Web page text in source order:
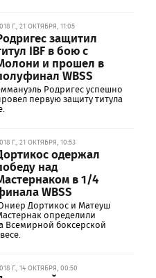
Г., 21 ОКТЯБРЯ, 11:05
защитил
IBF в бою с
и прошел в
WBSS
Родригес успешно
первую защиту титула
Г., 21 ОКТЯБРЯ, 10:53
одержал
над
в 1/4
WBSS
Дортикос и Матеуш
определили
Всемирной боксерской
Г., 14 ОКТЯБРЯ, 00:50